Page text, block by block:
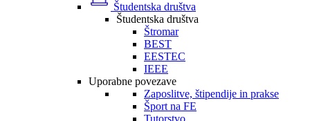
Študentska društva
Študentska društva
Štromar
BEST
EESTEC
IEEE
Uporabne povezave
Zaposlitve, štipendije in prakse
Šport na FE
Tutorstvo